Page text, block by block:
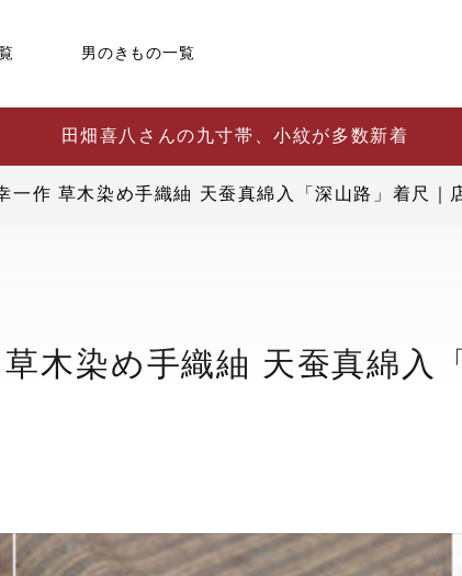
男のきもの一覧
田畑喜八さんの九寸帯、小紋が多数新着
一作 草木染め手織紬 天蚕真綿入「深山路」着尺｜
木染め手織紬 天蚕真綿入